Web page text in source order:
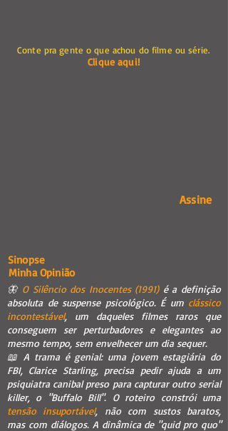
Conte pra gente o que achou do filme ou série.
Clique aqui!
Assine
Sinopse
Minha Opinião
🦋 O Silêncio dos Inocentes (1991)é a definição
absoluta de suspense psicológico. É um clássico
incontestável, um daqueles filmes raros que
conseguem ser perturbadores e elegantes ao
mesmo tempo, sem envelhecer um dia sequer.
📖 A trama é genial: uma jovem estagiária do
FBI, Clarice Starling, precisa pedir ajuda a um
psiquiatra canibal preso para capturar outro serial
killer, o "Buffalo Bill". O roteiro constrói uma
tensão insuportável, não com sustos baratos,
mas com diálogos. A dinâmica de "quid pro quo"